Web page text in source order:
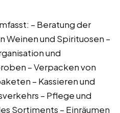
– Beratung der
Weinen und Spirituosen –
und
– Verpacken von
– Kassieren und
– Pflege und
Sortiments – Einräumen